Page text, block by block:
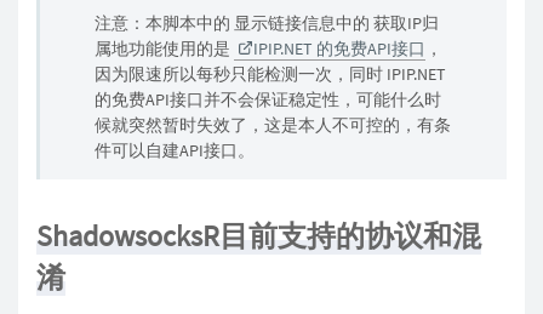
注意：本脚本中的 显示链接信息中的 获取IP归
属地功能使用的是
IPIP.NET 的免费API接口 ，
因为限速所以每秒只能检测一次，同时 IPIP.NET
的免费API接口并不会保证稳定性，可能什么时
候就突然暂时失效了，这是本人不可控的，有条
件可以自建API接口。
ShadowsocksR目前支持的协议和混
淆